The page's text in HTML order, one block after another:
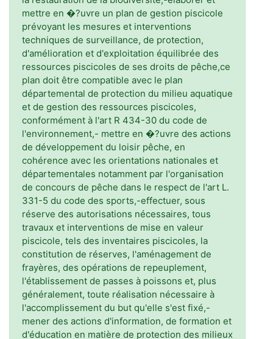
mettre en �?uvre un plan de gestion piscicole
prévoyant les mesures et interventions
techniques de surveillance, de protection,
d'amélioration et d'exploitation équilibrée des
ressources piscicoles de ses droits de pêche,ce
plan doit être compatible avec le plan
départemental de protection du milieu aquatique
et de gestion des ressources piscicoles,
conformément à l'art R 434-30 du code de
l'environnement,- mettre en �?uvre des actions
de développement du loisir pêche, en
cohérence avec les orientations nationales et
départementales notamment par l'organisation
de concours de pêche dans le respect de l'art L.
331-5 du code des sports,-effectuer, sous
réserve des autorisations nécessaires, tous
travaux et interventions de mise en valeur
piscicole, tels des inventaires piscicoles, la
constitution de réserves, l'aménagement de
frayères, des opérations de repeuplement,
l'établissement de passes à poissons et, plus
généralement, toute réalisation nécessaire à
l'accomplissement du but qu'elle s'est fixé,-
mener des actions d'information, de formation et
d'éducation en matière de protection des milieux